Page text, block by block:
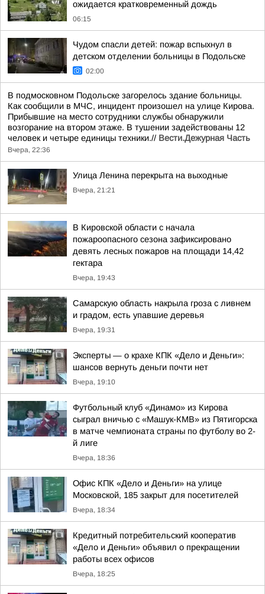
ожидается кратковременный дождь
06:15
Чудом спасли детей: пожар вспыхнул в
детском отделении больницы в Подольске
02:00
В подмосковном Подольске загорелось здание больницы.
Как сообщили в МЧС, инцидент произошел на улице Кирова.
Прибывшие на место сотрудники службы обнаружили
возгорание на втором этаже. В тушении задействованы 12
человек и четыре единицы техники.// Вести.Дежурная Часть
Вчера, 22:36
Улица Ленина перекрыта на выходные
Вчера, 21:21
В Кировской области с начала
пожароопасного сезона зафиксировано
девять лесных пожаров на площади 14,42
гектара
Вчера, 19:43
Самарскую область накрыла гроза с ливнем
и градом, есть упавшие деревья
Вчера, 19:31
Эксперты — о крахе КПК «Дело и Деньги»:
шансов вернуть деньги почти нет
Вчера, 19:10
Футбольный клуб «Динамо» из Кирова
сыграл вничью с «Машук-КМВ» из Пятигорска
в матче чемпионата страны по футболу во 2-
й лиге
Вчера, 18:36
Офис КПК «Дело и Деньги» на улице
Московской, 185 закрыт для посетителей
Вчера, 18:34
Кредитный потребительский кооператив
«Дело и Деньги» объявил о прекращении
работы всех офисов
Вчера, 18:25